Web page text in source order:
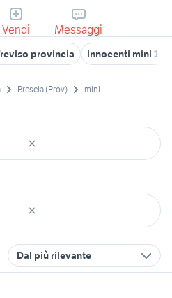
Vendi Messaggi
provincia innocenti mini
Brescia (Prov) mini
Dal più rilevante